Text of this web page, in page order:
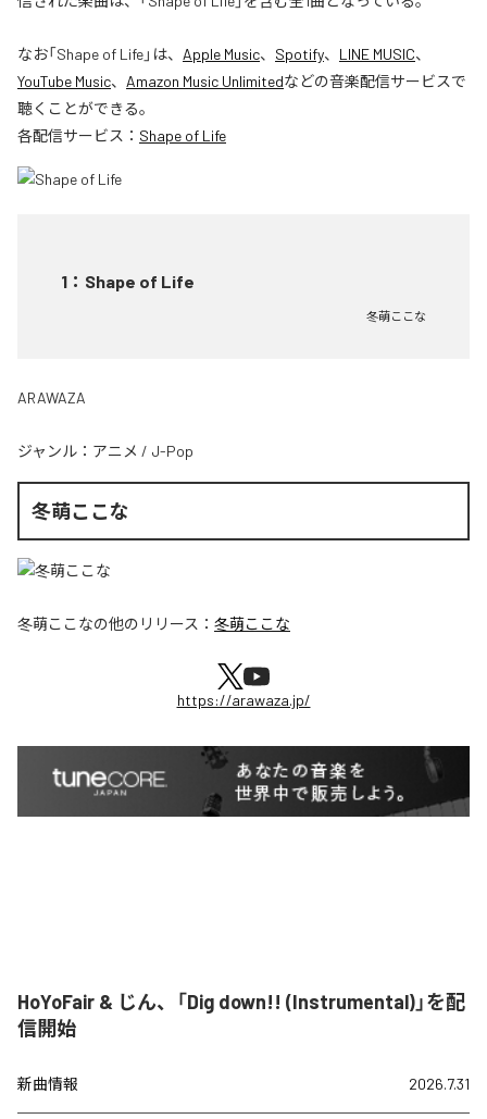
なお「Shape of Life」は、 Apple Music、 Spotify、 LINE MUSIC、
YouTube Music、 Amazon Music Unlimitedなどの音楽配信サービスで
聴くことができる。
各配信サービス： Shape of Life
1 ： Shape of Life
冬萌ここな
ARAWAZA
ジャンル： アニメ / J-Pop
冬萌ここな
冬萌ここなの他のリリース： 冬萌ここな
https://arawaza.jp/
HoYoFair & じん、「Dig down!! (Instrumental)」を配
信開始
新曲情報 2026.7.31